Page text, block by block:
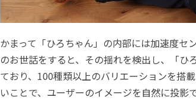
かまって「ひろちゃん」の内部には加速度
のお世話をすると、その揺れを検出し、「
ており、100種類以上のバリエーションを搭
いことで、ユーザーのイメージを自然に投影